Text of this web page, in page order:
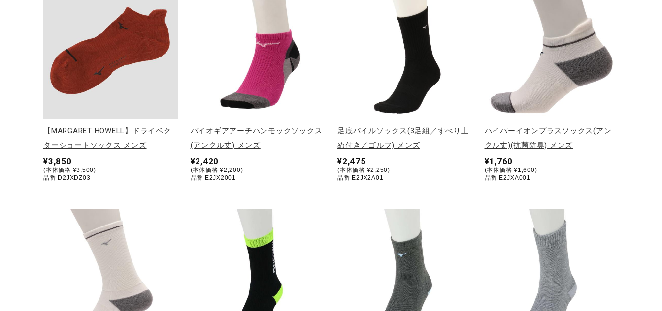
ソフトボール
柔道
ウィンタースポーツ
インナー
寝具／ミズノスリープ
サポーター
健康／エクササイズ
ジュニア／キッズ
【MARGARET HOWELL】ドライベク
ターショートソックス メンズ
¥3,850
(本体価格 ¥3,500)
品番 D2JXDZ03
バイオギアアーチハンモックソックス
(アンクル丈) メンズ
¥2,420
(本体価格 ¥2,200)
品番 E2JX2001
足底パイルソックス(3足組／すべり止
め付き／ゴルフ) メンズ
¥2,475
(本体価格 ¥2,250)
品番 E2JX2A01
ハイパーイオンプラスソックス(アン
クル丈)(抗菌防臭) メンズ
¥1,760
(本体価格 ¥1,600)
品番 E2JXA001